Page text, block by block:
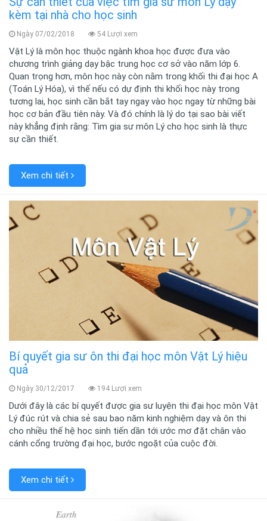
kèm tại nhà cho học sinh
Ngày 07/02/2018 54 Lượi xem
Vật Lý là môn học thuộc ngành khoa học được đưa vào
chương trình giảng dạy bậc trung học cơ sở vào năm lớp 6.
Quan trọng hơn, môn học này còn nằm trong khối thi đại học A
(Toán Lý Hóa), vì thế nếu có dự định thi khối học này trong
tương lai, học sinh cần bắt tay ngay vào học ngay từ những bài
học cơ bản đầu tiên này. Và đó chính là lý do tại sao bài viết
này khẳng định rằng: Tìm gia sư môn Lý cho học sinh là thực
sự cần thiết.
Xem chi tiết
Bí quyết gia sư ôn thi đại học môn Vật Lý hiệu
quả
Ngày 30/12/2017 194 Lượi xem
Dưới đây là các bí quyết được gia sư luyện thi đại học môn Vật
Lý đúc rút và chia sẻ sau bao năm kinh nghiệm dạy và ôn thi
cho nhiều thế hệ học sinh tiến dần tới ước mơ đặt chân vào
cánh cổng trường đại học, bước ngoặt của cuộc đời.
Xem chi tiết